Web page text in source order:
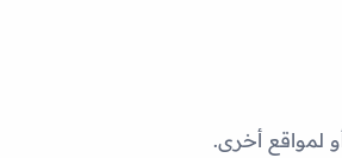
لمواقع أخرى.